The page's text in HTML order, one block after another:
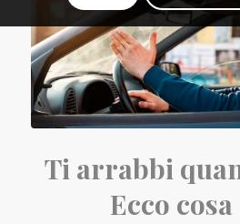
Ti arrabbi
Ecco